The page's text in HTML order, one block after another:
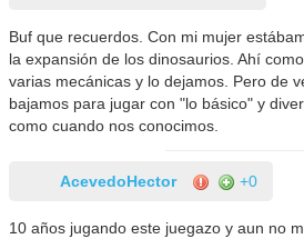
Buf que recuerdos. Con mi mujer
la expansión de los dinosaurios. Ahí
varias mecánicas y lo dejamos. Pero de
bajamos para jugar con "lo básico" y
como cuando nos conocimos.
AcevedoHector +0
10 años jugando este juegazo y aun no